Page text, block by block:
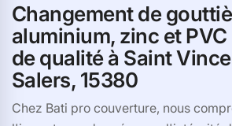
Changement de
aluminium, zinc et
de qualité à Saint
Salers, 15380
Chez Bati pro couverture, nous